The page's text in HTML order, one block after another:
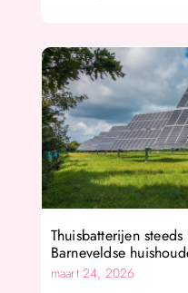
Thuisbatterijen
Barneveldse
maart 24, 2026